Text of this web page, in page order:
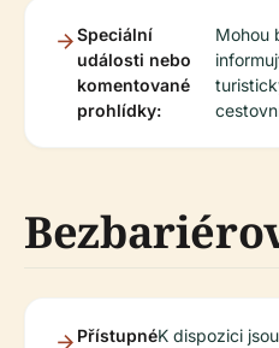
Speciální
události nebo
komentované
prohlídky:
Mohou
PřístupnéK dispozici